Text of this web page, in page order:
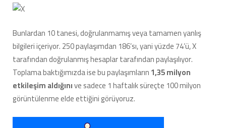
Bunlardan 10 tanesi, doğrulanmamış veya tamamen yanlış
bilgileri içeriyor. 250 paylaşımdan 186’sı, yani yüzde 74’ü, X
tarafından doğrulanmış hesaplar tarafından paylaşılıyor.
Toplama baktığımızda ise bu paylaşımların1,35 milyon
etkileşim aldığınıve sadece 1 haftalık süreçte 100 milyon
görüntülenme elde ettiğini görüyoruz.